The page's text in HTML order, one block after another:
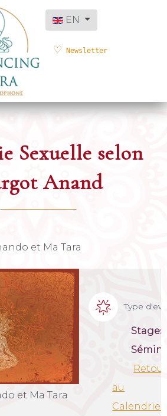
Select your language
EN
Newsletter
Sexuelle selon
Anand
et Ma Tara
et Ma Tara
Type
Stages
au
Calendrier